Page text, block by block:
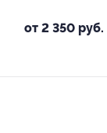
от 2 350 руб.